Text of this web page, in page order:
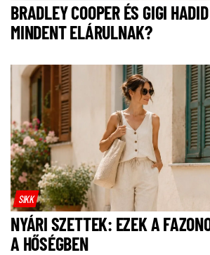
BRADLEY COOPER ÉS GIGI
MINDENT ELÁRULNAK?
SIKK
NYÁRI SZETTEK: EZEK A
A HŐSÉGBEN